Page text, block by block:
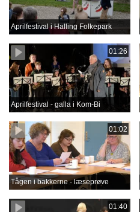
Aprilfestival i Halling Folkepark
01:26
Aprilfestival - galla i Kom-Bi
01:02
Tågen i bakkerne - læseprøve
01:40